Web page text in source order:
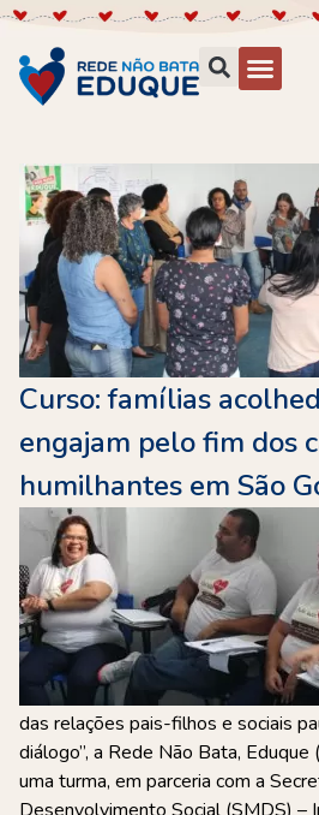
Curso: famílias
engajam pelo fim dos
humilhantes em São
das relações pais-filhos e sociais
diálogo”, a Rede Não Bata,
uma turma, em parceria com a